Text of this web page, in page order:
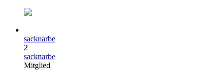
sacknarbe
2
sacknarbe
Mitglied